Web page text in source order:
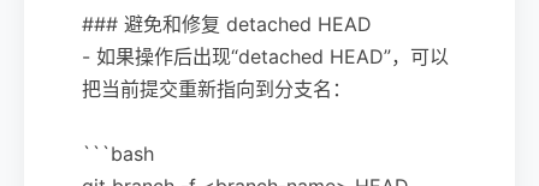
### 避免和修复 detached HEAD
- 如果操作后出现“detached HEAD”，可以
把当前提交重新指向到分支名：
```bash